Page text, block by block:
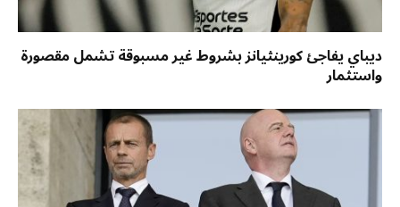
ديباي يفاجئ كورينثيانز بشروط غير مسبوقة تشمل مقصورة
واستثمار